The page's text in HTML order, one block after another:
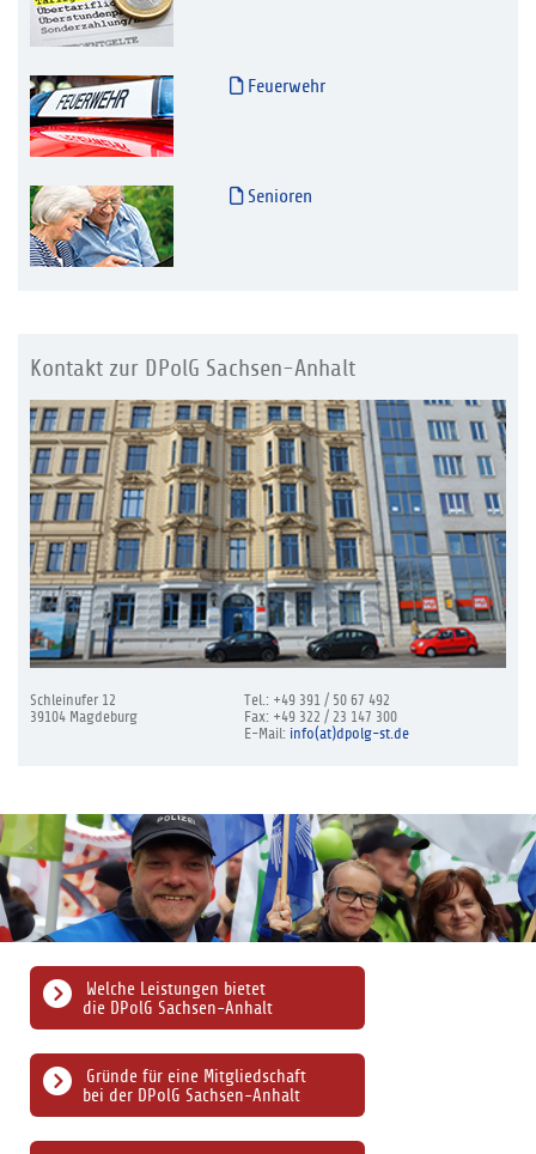
Feuerwehr
Senioren
Kontakt zur DPolG Sachsen-Anhalt
Schleinufer 12
39104 Magdeburg
Tel.: +49 391 / 50 67 492
Fax: +49 322 / 23 147 300
E-Mail: info(at)dpolg-st.de
Gründe für eine Mitgliedschaft
bei der DPolG Sachsen-Anhalt
Welche Leistungen bietet
die DPolG Sachsen-Anhalt